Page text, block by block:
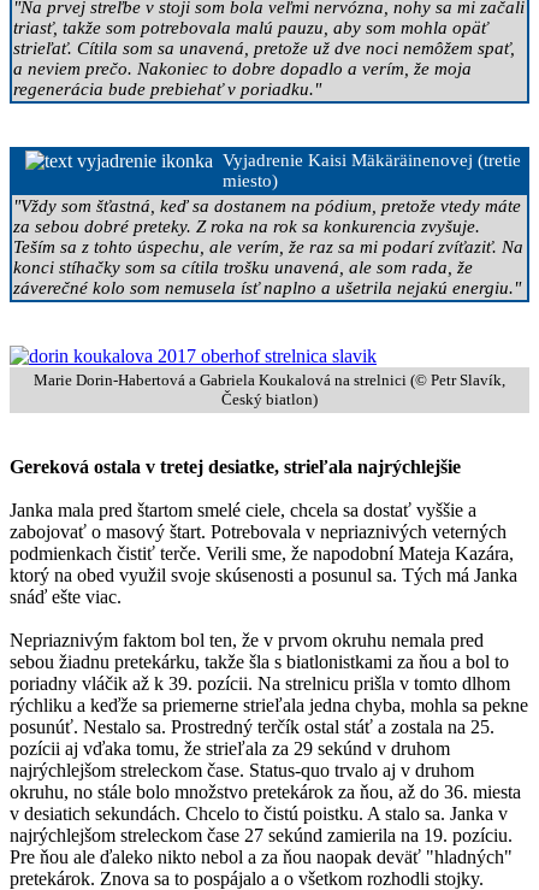
"Na prvej streľbe v stoji som bola veľmi nervózna, nohy sa mi začali
triasť, takže som potrebovala malú pauzu, aby som mohla opäť
strieľať. Cítila som sa unavená, pretože už dve noci nemôžem spať,
a neviem prečo. Nakoniec to dobre dopadlo a verím, že moja
regenerácia bude prebiehať v poriadku."
Vyjadrenie Kaisi Mäkäräinenovej (tretie
miesto)
"Vždy som šťastná, keď sa dostanem na pódium, pretože vtedy máte
za sebou dobré preteky. Z roka na rok sa konkurencia zvyšuje.
Teším sa z tohto úspechu, ale verím, že raz sa mi podarí zvíťaziť. Na
konci stíhačky som sa cítila trošku unavená, ale som rada, že
záverečné kolo som nemusela ísť naplno a ušetrila nejakú energiu."
Marie Dorin-Habertová a Gabriela Koukalová na strelnici (© Petr Slavík,
Český biatlon)
Gereková ostala v tretej desiatke, strieľala najrýchlejšie
Janka mala pred štartom smelé ciele, chcela sa dostať vyššie a
zabojovať o masový štart. Potrebovala v nepriaznivých veterných
podmienkach čistiť terče. Verili sme, že napodobní Mateja Kazára,
ktorý na obed využil svoje skúsenosti a posunul sa. Tých má Janka
snáď ešte viac.
Nepriaznivým faktom bol ten, že v prvom okruhu nemala pred
sebou žiadnu pretekárku, takže šla s biatlonistkami za ňou a bol to
poriadny vláčik až k 39. pozícii. Na strelnicu prišla v tomto dlhom
rýchliku a keďže sa priemerne strieľala jedna chyba, mohla sa pekne
posunúť. Nestalo sa. Prostredný terčík ostal stáť a zostala na 25.
pozícii aj vďaka tomu, že strieľala za 29 sekúnd v druhom
najrýchlejšom streleckom čase. Status-quo trvalo aj v druhom
okruhu, no stále bolo množstvo pretekárok za ňou, až do 36. miesta
v desiatich sekundách. Chcelo to čistú poistku. A stalo sa. Janka v
najrýchlejšom streleckom čase 27 sekúnd zamierila na 19. pozíciu.
Pre ňou ale ďaleko nikto nebol a za ňou naopak deväť "hladných"
pretekárok. Znova sa to pospájalo a o všetkom rozhodli stojky.